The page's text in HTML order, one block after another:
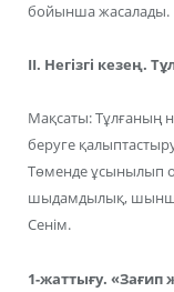
бойынша жасалады.
II. Негізгі кезең.
Мақсаты: Тұлғаның
беруге
Төменде ұсынылып
шыдамдылық,
Сенім.
1-жаттығу.